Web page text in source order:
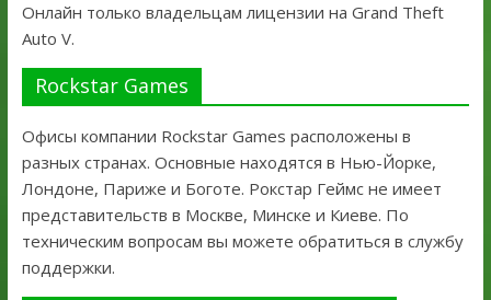
Онлайн только владельцам лицензии на Grand Theft
Auto V.
Rockstar Games
Офисы компании Rockstar Games расположены в
разных странах. Основные находятся в Нью-Йорке,
Лондоне, Париже и Боготе. Рокстар Геймс не имеет
представительств в Москве, Минске и Киеве. По
техническим вопросам вы можете обратиться в службу
поддержки.